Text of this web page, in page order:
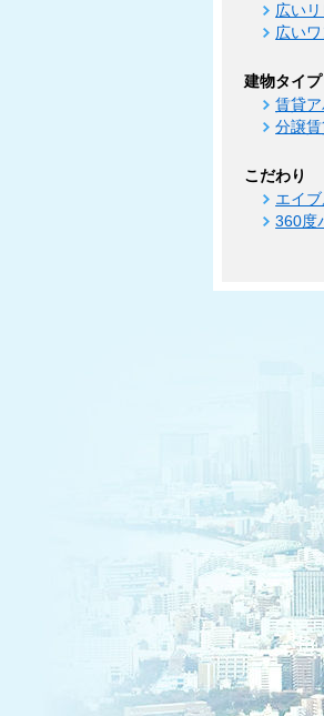
広い
広い
建物タイプ
賃貸ア
分譲
こだわり
エイ
360度